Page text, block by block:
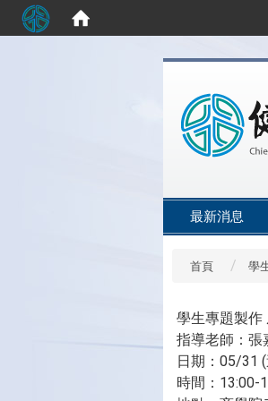
最新消息
首頁 學
學生專題製作
指導老師：張
日期：05/31
時間：13:00-